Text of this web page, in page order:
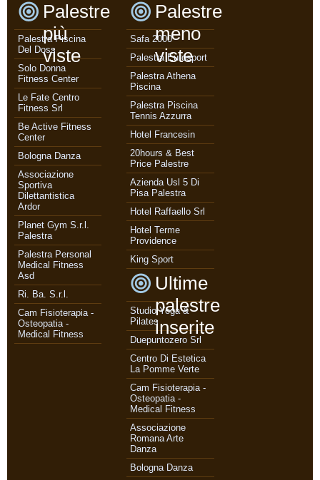
Palestre
più
viste
Palestra Piscina
Del Doss
Solo Donna
Fitness Center
Le Fate Centro
Fitness Srl
Be Active Fitness
Center
Bologna Danza
Associazione
Sportiva
Dilettantistica
Ardor
Planet Gym S.r.l.
Palestra
Palestra Personal
Medical Fitness
Asd
Ri. Ba. S.r.l.
Cam Fisioterapia -
Osteopatia -
Medical Fitness
Palestre
meno
viste
Safa 2000
Palestra Eurosport
Palestra Athena
Piscina
Palestra Piscina
Tennis Azzurra
Hotel Francesin
20hours & Best
Price Palestre
Azienda Usl 5 Di
Pisa Palestra
Hotel Raffaello Srl
Hotel Terme
Providence
King Sport
Ultime
palestre
inserite
Studio Yoga &
Pilates
Duepuntozero Srl
Centro Di Estetica
La Pomme Verte
Cam Fisioterapia -
Osteopatia -
Medical Fitness
Associazione
Romana Arte
Danza
Bologna Danza